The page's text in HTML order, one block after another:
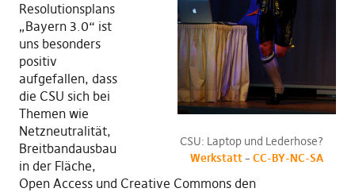
CSU: Laptop und Lederhose?
Werkstatt–CC-BY-NC-SA
Resolutionsplans
„Bayern 3.0“ ist
uns besonders
positiv
aufgefallen, dass
die CSU sich bei
Themen wie
Netzneutralität,
Breitbandausbau
in der Fläche,
Open Access und Creative Commons den